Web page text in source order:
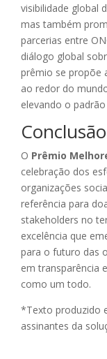
visibilidade global
mas também
parcerias entre
diálogo global
prêmio se propõe
ao redor do
elevando o
Conclusão
O Prêmio
celebração dos
organizações
referência para
stakeholders no
excelência que
para o futuro das
em transparência
como um todo.
*Texto produzido
assinantes da